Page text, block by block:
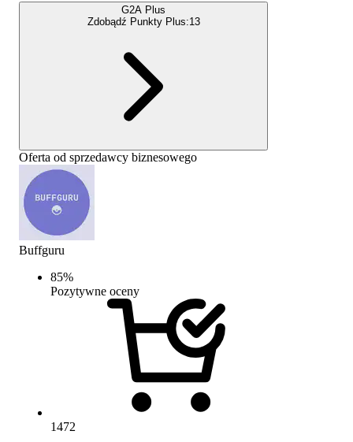
G2A Plus
Zdobądź Punkty Plus:13
Oferta od sprzedawcy biznesowego
Buffguru
85%
Pozytywne oceny
1472